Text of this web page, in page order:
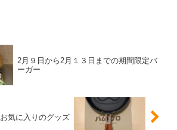
2月９日から2月１３日までの期間限定バ
ーガー
お気に入りのグッズ